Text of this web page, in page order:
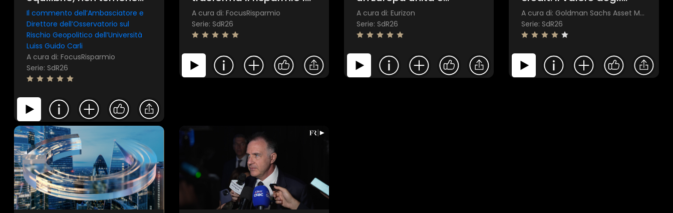
un risvolto globale
Il commento dell’Ambasciatore e
Direttore dell’Osservatorio sul
Rischio Geopolitico dell’Università
Luiss Guido Carli
A cura di: FocusRisparmio
Serie: SdR26
sviluppo
A cura di: FocusRisparmio
Serie: SdR26
competitiva
A cura di: Eurizon
Serie: SdR26
investimenti alternativi A cura di: Goldman Sachs Asset Management
Serie: SdR26